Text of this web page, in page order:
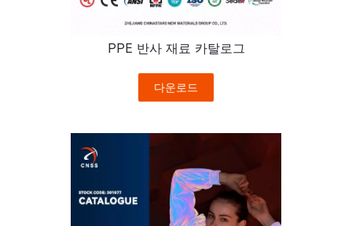
PPE 반사 재료 카탈로그
다운로드